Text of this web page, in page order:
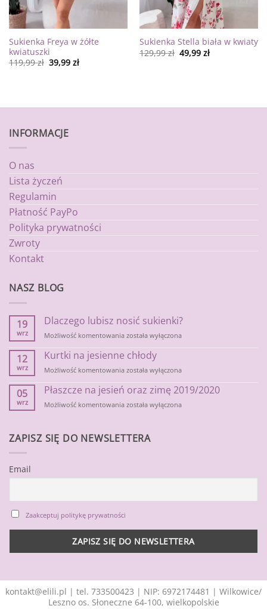
Sukienka Freya w żółte
kwiatuszki
119,99zł 39,99 zł
Sukienka Stella biała w kwiaty
129,99zł 49,99 zł
INFORMACJE
O nas
Lista życzeń
Regulamin
Płatność PayPo
Polityka prywatności
Zwroty
Kontakt
NASZ BLOG
19
wrz
Dlaczego lubisz nosić sukienki?
Możliwość komentowania Dlaczego
nosić
została wyłączona
12
wrz
Kurtki na jesienne chłody
Możliwość komentowania Kurtki
jesienne
została wyłączona
05
wrz
Płaszcze na jesień oraz zimę 2019/2020
Możliwość komentowania Płaszcze
oraz
zimę
została wyłączona
ZAPISZ SIĘ DO NEWSLETTERA
Email
Zaakceptuj politykę prywatności
kontakt@elili.pl | tel. 733500423 | NIP: 6972174481 | Wilkowice/
Leszno os. Słoneczne 64-100, wielkopolskie